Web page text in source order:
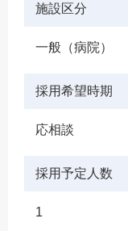
施設区分
一般（病院）
採用希望時期
応相談
採用予定人数
1